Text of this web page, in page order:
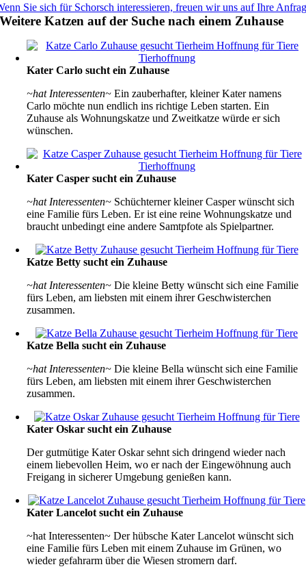
Sie sich für Schorsch interessieren, freuen wir uns auf Ihre
Weitere Katzen auf der Suche nach einem Zuhause
Kater Carlo sucht ein Zuhause
~hat Interessenten~ Ein zauberhafter, kleiner Kater namens
Carlo möchte nun endlich ins richtige Leben starten. Ein
Zuhause als Wohnungskatze und Zweitkatze würde er sich
wünschen.
Kater Casper sucht ein Zuhause
~hat Interessenten~ Schüchterner kleiner Casper wünscht sich
eine Familie fürs Leben. Er ist eine reine Wohnungskatze und
braucht unbedingt eine andere Samtpfote als Spielpartner.
Katze Betty sucht ein Zuhause
~hat Interessenten~ Die kleine Betty wünscht sich eine Familie
fürs Leben, am liebsten mit einem ihrer Geschwisterchen
zusammen.
Katze Bella sucht ein Zuhause
~hat Interessenten~ Die kleine Bella wünscht sich eine Familie
fürs Leben, am liebsten mit einem ihrer Geschwisterchen
zusammen.
Kater Oskar sucht ein Zuhause
Der gutmütige Kater Oskar sehnt sich dringend wieder nach
einem liebevollen Heim, wo er nach der Eingewöhnung auch
Freigang in sicherer Umgebung genießen kann.
Kater Lancelot sucht ein Zuhause
~hat Interessenten~ Der hübsche Kater Lancelot wünscht sich
eine Familie fürs Leben mit einem Zuhause im Grünen, wo
wieder gefahrarm über die Wiesen stromern darf.